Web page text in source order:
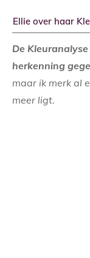
Ellie over haar
De
herkenning
maar ik merk al
meer ligt.